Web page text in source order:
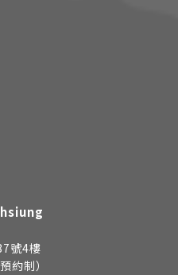
號4樓
約制）